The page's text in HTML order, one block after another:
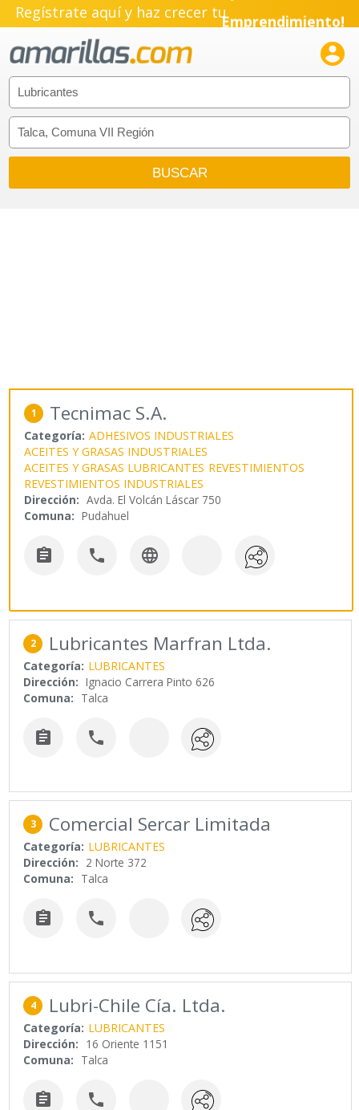
Regístrate aquí y haz crecer tuPyme!
Emprendimiento!

1 Tecnimac S.A.
Categoría: ADHESIVOS INDUSTRIALES
ACEITES Y GRASAS INDUSTRIALES
ACEITES Y GRASAS LUBRICANTES REVESTIMIENTOS
REVESTIMIENTOS INDUSTRIALES
Dirección: Avda. El Volcán Láscar 750
Comuna: Pudahuel
  
2 Lubricantes Marfran Ltda.
Categoría: LUBRICANTES
Dirección: Ignacio Carrera Pinto 626
Comuna: Talca
 
3 Comercial Sercar Limitada
Categoría: LUBRICANTES
Dirección: 2 Norte 372
Comuna: Talca
 
4 Lubri-Chile Cía. Ltda.
Categoría: LUBRICANTES
Dirección: 16 Oriente 1151
Comuna: Talca
 